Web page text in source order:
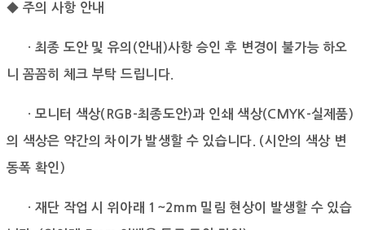
◆ 주의 사항 안내
· 최종 도안 및 유의(안내)사항 승인 후 변경이 불가능 하오
니 꼼꼼히 체크 부탁 드립니다.
· 모니터 색상(RGB-최종도안)과 인쇄 색상(CMYK-실제품)
의 색상은 약간의 차이가 발생할 수 있습니다. (시안의 색상 변
동폭 확인)
· 재단 작업 시 위아래 1~2mm 밀림 현상이 발생할 수 있습